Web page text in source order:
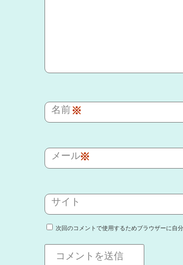
名前 ※
メール※
サイト
次回のコメントで使用するためブラウザーに自